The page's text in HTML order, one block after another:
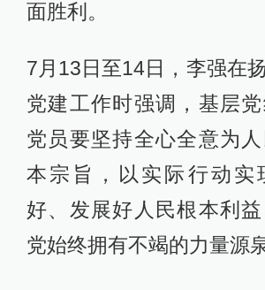
7月27日至28日在镇江、
挥作用，把新发展理念
项任务和举措中，注重
造特色、惠及民生，给
更多获得感。
“把脉”江苏经济：急不得